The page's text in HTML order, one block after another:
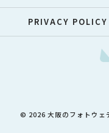
PRIVACY POLICY
© 2026 大阪のフォトウェ